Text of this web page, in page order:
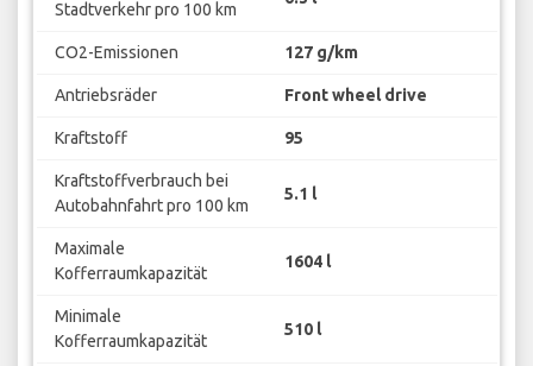
Stadtverkehr pro 100 km
CO2-Emissionen 127 g/km
Antriebsräder Front wheel drive
Kraftstoff 95
Kraftstoffverbrauch bei
Autobahnfahrt pro 100 km
5.1 l
Maximale
Kofferraumkapazität
1604 l
Minimale
Kofferraumkapazität
510 l